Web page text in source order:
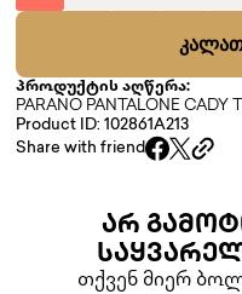
პროდუქტის აღწერა:
PARANO PANTALONE CADY
Product ID: 102861A213
Share with friend
ᲐᲠ
თქვენ მიერ